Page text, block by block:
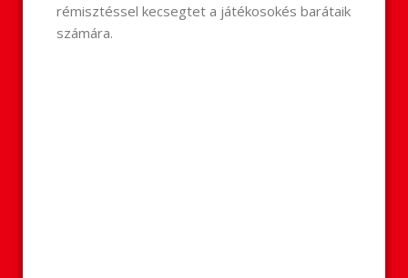
rémisztéssel kecsegtet a játékosokés barátaik
számára.